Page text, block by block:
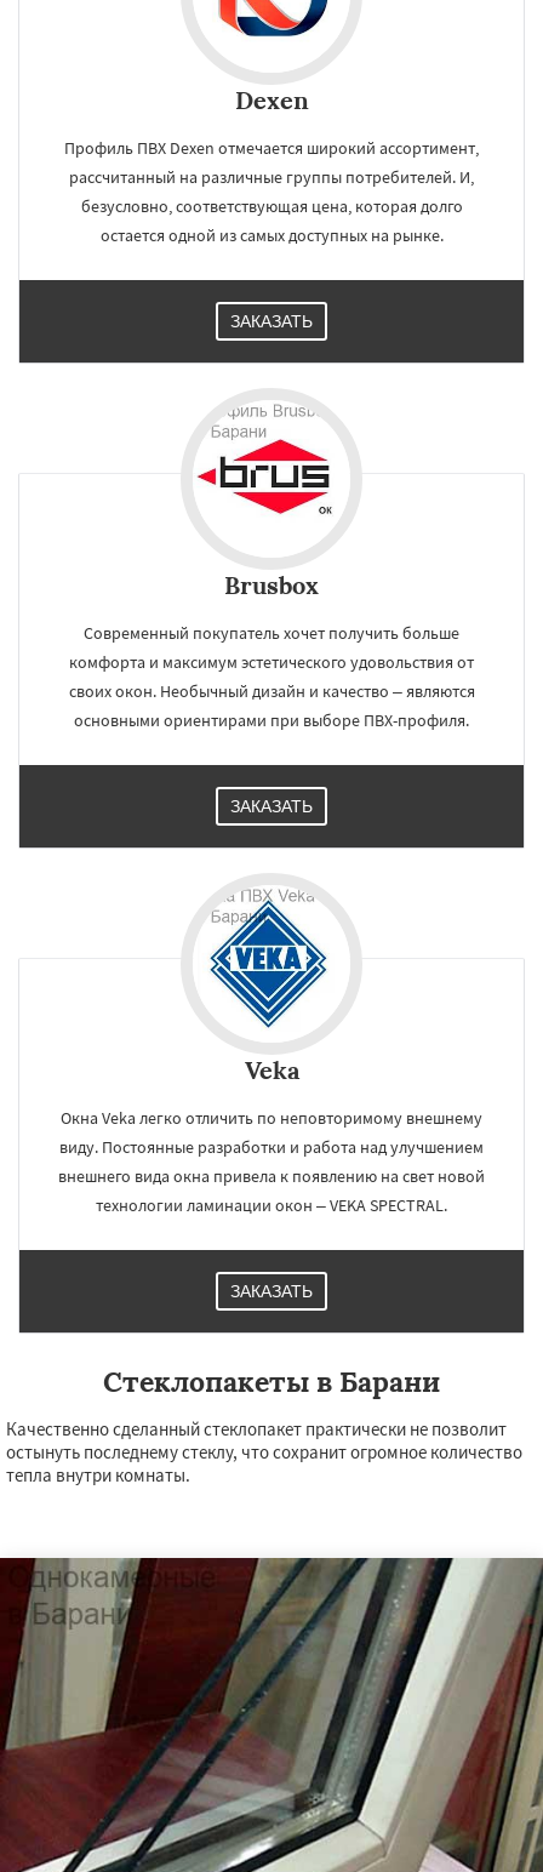
Dexen
Профиль ПВХ Dexen отмечается широкий ассортимент,
рассчитанный на различные группы потребителей. И,
безусловно, соответствующая цена, которая долго
остается одной из самых доступных на рынке.
ЗАКАЗАТЬ
Brusbox
Современный покупатель хочет получить больше
комфорта и максимум эстетического удовольствия от
своих окон. Необычный дизайн и качество – являются
основными ориентирами при выборе ПВХ-профиля.
ЗАКАЗАТЬ
Veka
Окна Veka легко отличить по неповторимому внешнему
виду. Постоянные разработки и работа над улучшением
внешнего вида окна привела к появлению на свет новой
технологии ламинации окон – VEKA SPECTRAL.
ЗАКАЗАТЬ
Стеклопакеты в Барани
Качественно сделанный стеклопакет практически не позволит
остынуть последнему стеклу, что сохранит огромное количество
тепла внутри комнаты.